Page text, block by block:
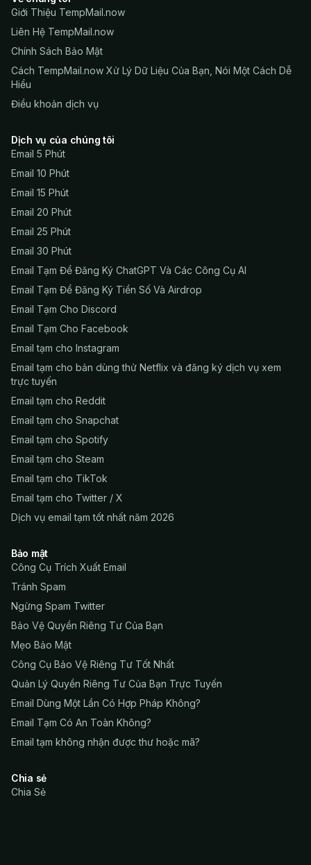
Giới Thiệu TempMail.now
Liên Hệ TempMail.now
Chính Sách Bảo Mật
Cách TempMail.now Xử Lý Dữ Liệu Của Bạn, Nói Một Cách Dễ
Hiểu
Điều khoản dịch vụ
Dịch vụ của chúng tôi
Email 5 Phút
Email 10 Phút
Email 15 Phút
Email 20 Phút
Email 25 Phút
Email 30 Phút
Email Tạm Để Đăng Ký ChatGPT Và Các Công Cụ AI
Email Tạm Để Đăng Ký Tiền Số Và Airdrop
Email Tạm Cho Discord
Email Tạm Cho Facebook
Email tạm cho Instagram
Email tạm cho bản dùng thử Netflix và đăng ký dịch vụ xem
trực tuyến
Email tạm cho Reddit
Email tạm cho Snapchat
Email tạm cho Spotify
Email tạm cho Steam
Email tạm cho TikTok
Email tạm cho Twitter / X
Dịch vụ email tạm tốt nhất năm 2026
Bảo mật
Công Cụ Trích Xuất Email
Tránh Spam
Ngừng Spam Twitter
Bảo Vệ Quyền Riêng Tư Của Bạn
Mẹo Bảo Mật
Công Cụ Bảo Vệ Riêng Tư Tốt Nhất
Quản Lý Quyền Riêng Tư Của Bạn Trực Tuyến
Email Dùng Một Lần Có Hợp Pháp Không?
Email Tạm Có An Toàn Không?
Email tạm không nhận được thư hoặc mã?
Chia sẻ
Chia Sẻ